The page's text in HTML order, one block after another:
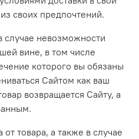
своих предпочтений.
случае невозможности
вине, в том числе
которого вы обязаны
Сайтом как ваш
возвращается Сайту, а
товара, а также в случае